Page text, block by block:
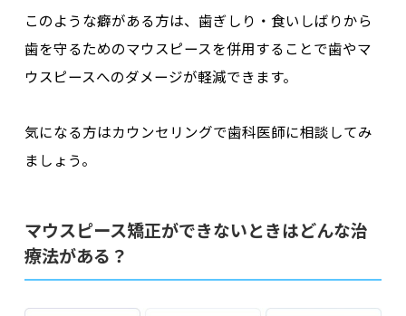
このような癖がある方は、歯ぎしり・食いしばりから
歯を守るためのマウスピースを併用することで歯やマ
ウスピースへのダメージが軽減できます。
気になる方はカウンセリングで歯科医師に相談してみ
ましょう。
マウスピース矯正ができないときはどんな治
療法がある？